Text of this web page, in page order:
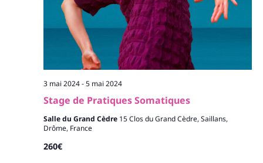
Stage de Pratiques Somatiques
3 mai 2024-5 mai 2024
Salle du Grand Cèdre 15 Clos du Grand Cèdre, Saillans,
Drôme, France
260€